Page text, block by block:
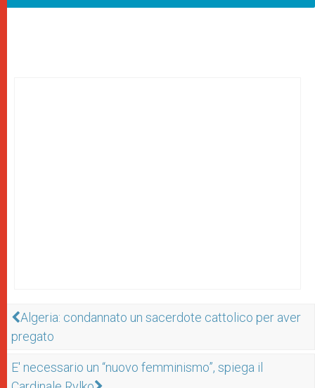
Algeria: condannato un sacerdote cattolico per aver
pregato
E' necessario un “nuovo femminismo”, spiega il